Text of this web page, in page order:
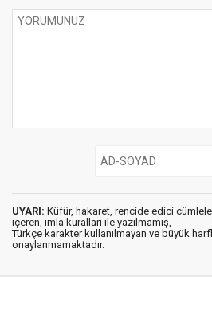
UYARI: Küfür, hakaret, rencide edici
içeren, imla kuralları ile yazılmamış,
Türkçe karakter kullanılmayan ve büyük
onaylanmamaktadır.